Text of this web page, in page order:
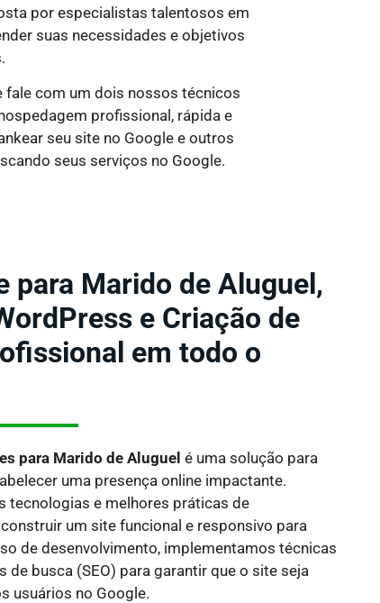
por especialistas talentosos em
suas necessidades e objetivos
fale com um dois nossos técnicos
profissional, rápida e
seu site no Google e outros
seus serviços no Google.
para Marido de Aluguel,
e Criação de
em todo o
para Marido de Aluguel é uma solução para
uma presença online impactante.
tecnologias e melhores práticas de
um site funcional e responsivo para
de desenvolvimento, implementamos técnicas
busca (SEO) para garantir que o site seja
usuários no Google.